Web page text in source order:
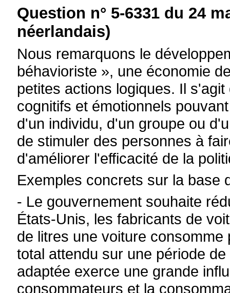
Question n° 5-6331 du 24
néerlandais)
Nous remarquons le
béhavioriste », une économie
petites actions logiques. Il
cognitifs et émotionnels
d'un individu, d'un groupe ou
de stimuler des personnes à
d'améliorer l'efficacité de la
Exemples concrets sur la base
- Le gouvernement souhaite
États-Unis, les fabricants de
de litres une voiture
total attendu sur une période
adaptée exerce une grande
consommateurs et la